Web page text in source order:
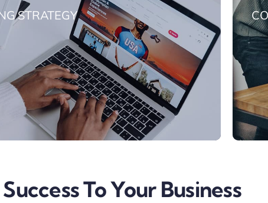
STRATEGY
To Your Business